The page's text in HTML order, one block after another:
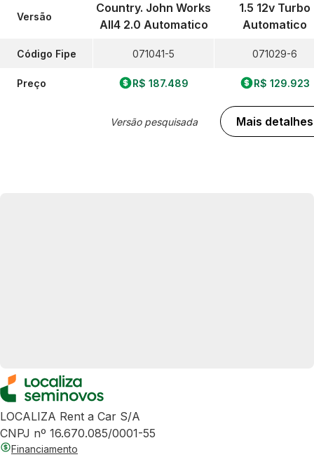
Versão
Código Fipe
Preço
Country. John Works
All4 2.0 Automatico
071041-5
R$ 187.489
Versão pesquisada
1.5 12v Turbo
Automatico
071029-6
R$ 129.923
Mais detalhes
LOCALIZA Rent a Car S/A
CNPJ nº 16.670.085/0001-55
Financiamento